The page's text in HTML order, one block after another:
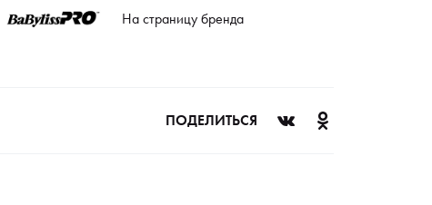
повреждениям. Волосы не прилипают к рабочей
На страницу бренда
ПОДЕЛИТЬСЯ